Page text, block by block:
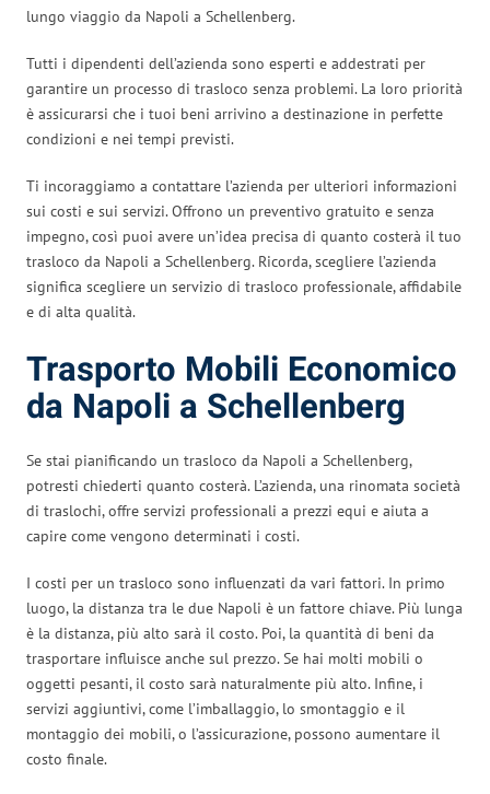
lungo viaggio da Napoli a Schellenberg.
Tutti i dipendenti dell’azienda sono esperti e addestrati per
garantire un processo di trasloco senza problemi. La loro priorità
è assicurarsi che i tuoi beni arrivino a destinazione in perfette
condizioni e nei tempi previsti.
Ti incoraggiamo a contattare l’azienda per ulteriori informazioni
sui costi e sui servizi. Offrono un preventivo gratuito e senza
impegno, così puoi avere un’idea precisa di quanto costerà il tuo
trasloco da Napoli a Schellenberg. Ricorda, scegliere l’azienda
significa scegliere un servizio di trasloco professionale, affidabile
e di alta qualità.
Trasporto Mobili Economico
da Napoli a Schellenberg
Se stai pianificando un trasloco da Napoli a Schellenberg,
potresti chiederti quanto costerà. L’azienda, una rinomata società
di traslochi, offre servizi professionali a prezzi equi e aiuta a
capire come vengono determinati i costi.
I costi per un trasloco sono influenzati da vari fattori. In primo
luogo, la distanza tra le due Napoli è un fattore chiave. Più lunga
è la distanza, più alto sarà il costo. Poi, la quantità di beni da
trasportare influisce anche sul prezzo. Se hai molti mobili o
oggetti pesanti, il costo sarà naturalmente più alto. Infine, i
servizi aggiuntivi, come l’imballaggio, lo smontaggio e il
montaggio dei mobili, o l’assicurazione, possono aumentare il
costo finale.